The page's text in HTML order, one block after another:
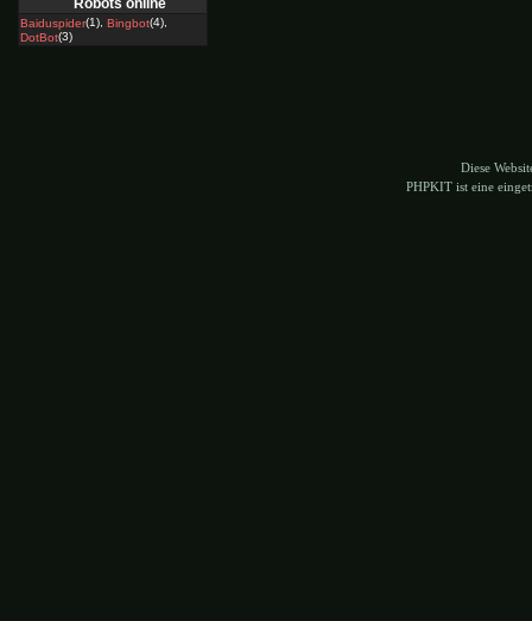
Robots online
Baiduspider(1), Bingbot(4),
DotBot(3)
Diese
PHPKIT ist eine